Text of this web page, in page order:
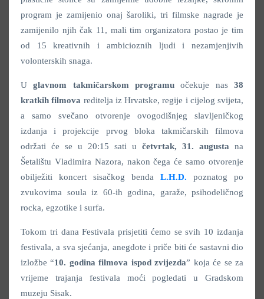
program je zamijenio onaj šaroliki, tri filmske nagrade je
zamijenilo njih čak 11, mali tim organizatora postao je tim
od 15 kreativnih i ambicioznih ljudi i nezamjenjivih
volonterskih snaga.
U glavnom takmičarskom programu očekuje nas38
kratkih filmova reditelja iz Hrvatske, regije i cijelog svijeta,
a samo svečano otvorenje ovogodišnjeg slavljeničkog
izdanja i projekcije prvog bloka takmičarskih filmova
održati će se u 20:15 sati u četvrtak, 31. augusta na
Šetalištu Vladimira Nazora, nakon čega će samo otvorenje
obilježiti koncert sisačkog benda L.H.D.
poznatog po
zvukovima soula iz 60-ih godina, garaže, psihodeličnog
rocka, egzotike i surfa.
Tokom tri dana Festivala prisjetiti ćemo se svih 10 izdanja
festivala, a sva sjećanja, anegdote i priče biti će sastavni dio
izložbe “10. godina filmova ispod zvijezda” koja će se za
vrijeme trajanja festivala moći pogledati u Gradskom
muzeju Sisak.